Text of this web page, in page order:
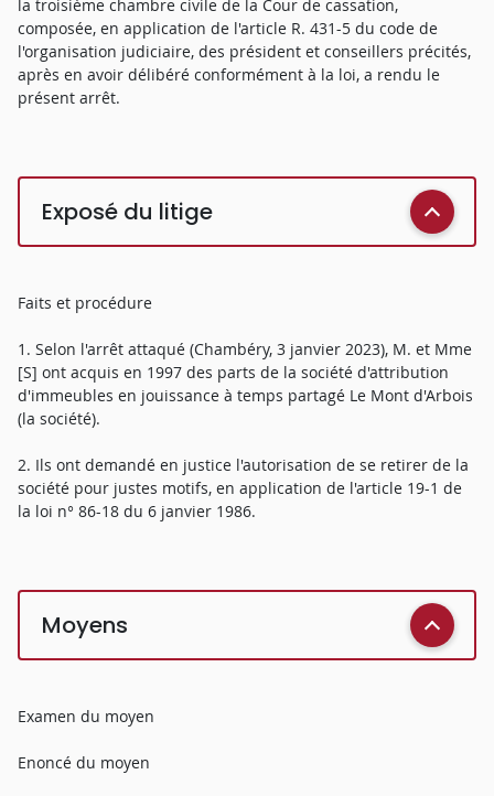
la troisième chambre civile de la Cour de cassation,
composée, en application de l'article R. 431-5 du code de
l'organisation judiciaire, des président et conseillers précités,
après en avoir délibéré conformément à la loi, a rendu le
présent arrêt.
Exposé du litige
Faits et procédure
1. Selon l'arrêt attaqué (Chambéry, 3 janvier 2023), M. et Mme
[S] ont acquis en 1997 des parts de la société d'attribution
d'immeubles en jouissance à temps partagé Le Mont d'Arbois
(la société).
2. Ils ont demandé en justice l'autorisation de se retirer de la
société pour justes motifs, en application de l'article 19-1 de
la loi n° 86-18 du 6 janvier 1986.
Moyens
Examen du moyen
Enoncé du moyen